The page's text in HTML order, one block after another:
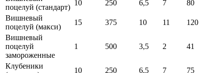
поцелуй (стандарт)
10 250 6,5 7
80
Вишневый
поцелуй (макси)
15 375 10 11
120
Вишневый
поцелуй
замороженные
1 500 3,5 2 41
Клубеники
10 250 6,5 7
75